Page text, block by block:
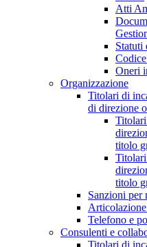
Atti
Statuti
Oneri
Organizzazione
Titolari di
di direzione
titolo
titolo
Sanzioni per
Telefono e
Consulenti e
Titolari di